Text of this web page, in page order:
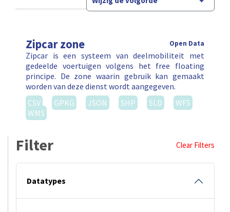
Zipcar zone Open Data
Zipcar is een systeem van deelmobiliteit met
gedeelde voertuigen volgens het free floating
principe. De zone waarin gebruik kan gemaakt
worden van deze dienst wordt aangegeven.
CSV
GPKG JSON SHP SLD
WFS
WMS
Filter Clear Filters
Datatypes